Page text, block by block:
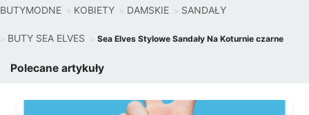
BUTYMODNE KOBIETY DAMSKIE SANDAŁY
BUTY SEA ELVES Sea Elves Stylowe Sandały Na Koturnie czarne
Polecane artykuły